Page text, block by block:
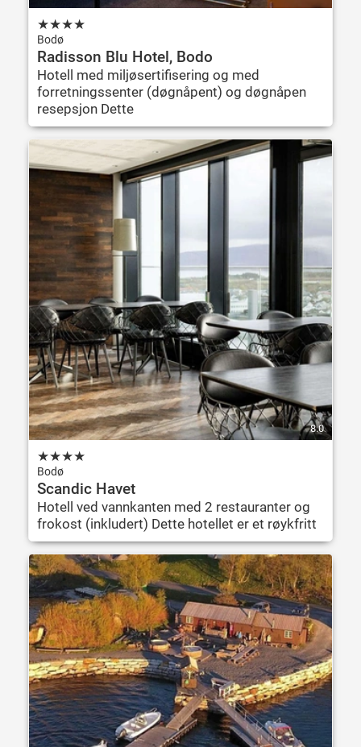
★★★★
Bodø
Radisson Blu Hotel, Bodo
Hotell med miljøsertifisering og med
forretningssenter (døgnåpent) og døgnåpen
resepsjon Dette
8.0
★★★★
Bodø
Scandic Havet
Hotell ved vannkanten med 2 restauranter og
frokost (inkludert) Dette hotellet er et røykfritt